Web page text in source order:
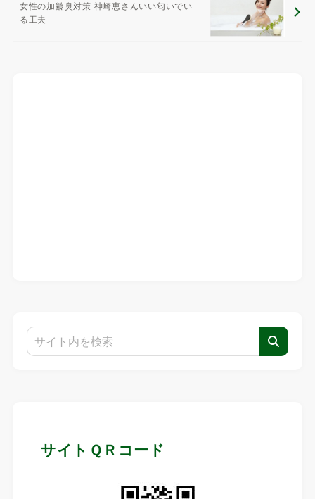
女性の加齢臭対策 神崎恵さんいい匂いでい
る工夫
サイトＱＲコード